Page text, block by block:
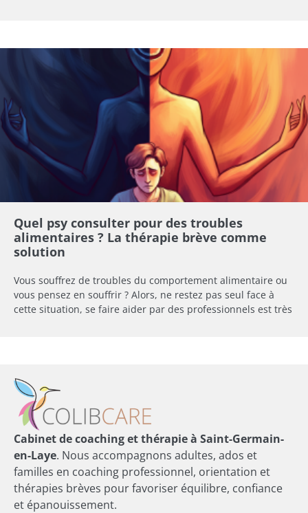
Quel psy consulter pour des troubles
alimentaires ? La thérapie brève comme
solution
Vous souffrez de troubles du comportement alimentaire ou
vous pensez en souffrir ? Alors, ne restez pas seul face à
cette situation, se faire aider par des professionnels est très
Cabinet de coaching et thérapie à Saint-Germain-
en-Laye. Nous accompagnons adultes, ados et
familles en coaching professionnel, orientation et
thérapies brèves pour favoriser équilibre, confiance
et épanouissement.